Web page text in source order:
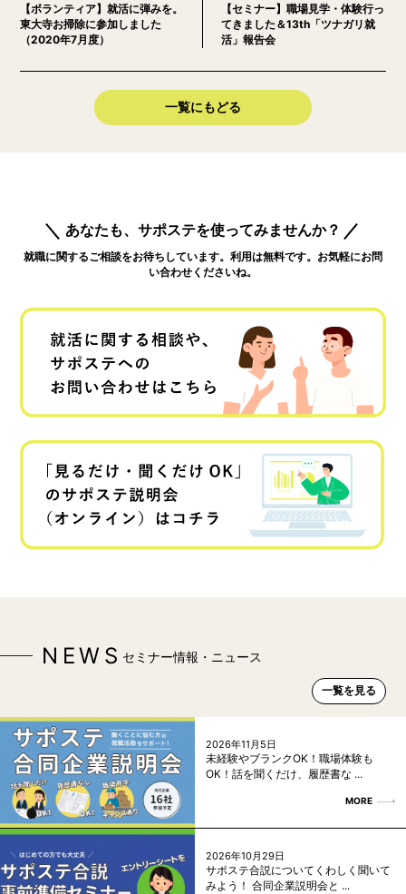
【ボランティア】就活に弾みを。
東大寺お掃除に参加しました
（2020年7月度）
【セミナー】職場見学・体験行っ
てきました＆13th「ツナガリ就
活」報告会
一覧にもどる
あなたも、サポステを使ってみませんか？
就職に関するご相談をお待ちしています。利用は無料です。お気軽にお問
い合わせくださいね。
NEWS セミナー情報・ニュース
一覧を見る
2026年11月5日
未経験やブランクOK！職場体験も
OK！話を聞くだけ、履歴書な ...
MORE
2026年10月29日
サポステ合説についてくわしく聞いて
みよう！ 合同企業説明会と ...